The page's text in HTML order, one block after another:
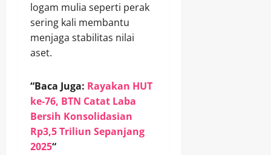
logam mulia seperti perak
sering kali membantu
menjaga stabilitas nilai
aset.
“Baca Juga: Rayakan HUT
ke-76, BTN Catat Laba
Bersih Konsolidasian
Rp3,5 Triliun Sepanjang
2025“